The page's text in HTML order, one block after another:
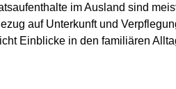
im Ausland sind
auf Unterkunft und
Einblicke in den familiären